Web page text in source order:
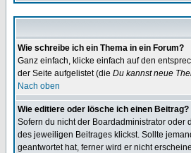
Wie schreibe ich ein Thema in ein Forum?
Ganz einfach, klicke einfach auf den
der Seite aufgelistet (die Du kannst neue
Nach oben
Wie editiere oder lösche ich einen Beitrag?
Sofern du nicht der Boardadministrator oder
des jeweiligen Beitrages klickst. Sollte
geantwortet hat, ferner wird er nicht